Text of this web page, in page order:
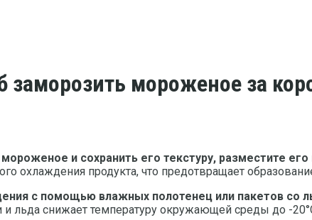
мороженое за
и сохранить его текстуру, разместите
охлаждения продукта, что предотвращает
с помощью влажных полотенец или пакетов со
льда снижает температуру окружающей среды до -